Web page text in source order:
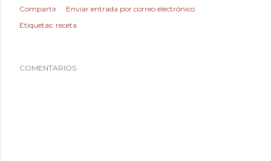
Compartir
Enviar entrada por correo electrónico
Etiquetas: receta
COMENTARIOS